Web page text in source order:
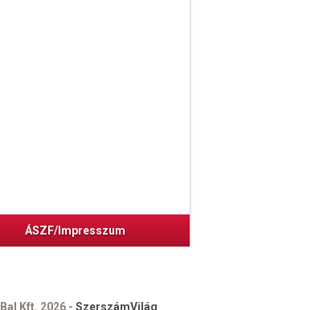
ÁSZF/Impresszum
Kft. 2026 - SzerszámVilág